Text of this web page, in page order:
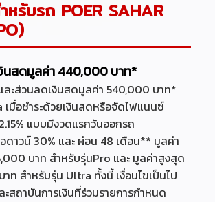
รับรถ POER SAHAR
นสดมูลค่า 440,000 บาท*
ละส่วนลดเงินสดมูลค่า 540,000 บาท*
เมื่อชำระด้วยเงินสดหรือจัดไฟแนนซ์
แบบมีงวดแรกวันออกรถ
ดาวน์ 30% และ ผ่อน 48 เดือน** มูลค่า
บาท สำหรับรุ่นPro และ มูลค่าสูงสุด
าท สำหรับรุ่น Ultra ทั้งนี้ เงื่อนไขเป็นไป
สถาบันการเงินที่ร่วมรายการกำหนด